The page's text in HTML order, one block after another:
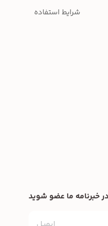
شرایط استفاده
در خبرنامه ما عضو شوید